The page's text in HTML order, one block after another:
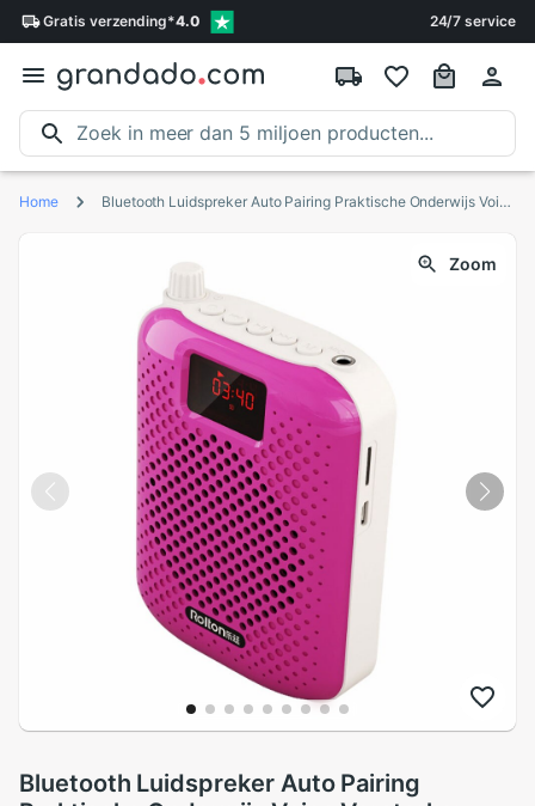
Gratis verzending*4.0 24/7 service
Home Bluetooth Luidspreker Auto Pairing Praktische Onderwijs Voice Versterker Bedraad Coaches Microfoon Bedienen Gids Usb Opladen
Zoom
Bluetooth Luidspreker Auto Pairing